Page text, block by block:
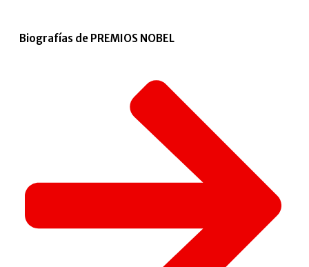
Biografías de PREMIOS NOBEL